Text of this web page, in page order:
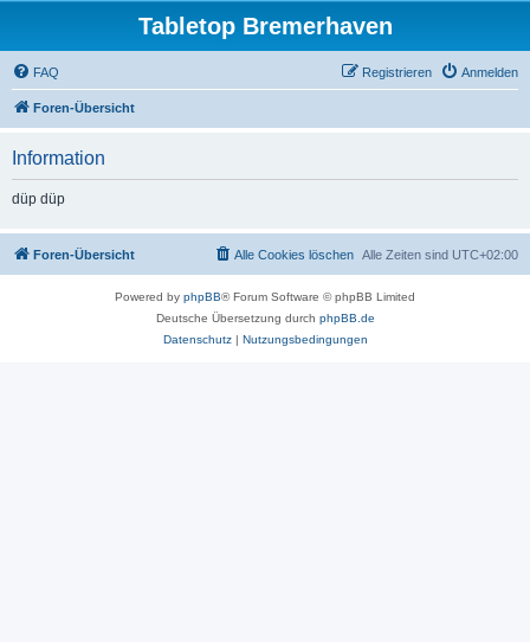
Tabletop Bremerhaven
FAQ Anmelden
Registrieren
Foren-Übersicht
Information
düp düp
Foren-Übersicht Alle Zeiten sind UTC+02:00
Alle Cookies löschen
Powered by phpBB® Forum Software © phpBB Limited
Deutsche Übersetzung durch phpBB.de
Datenschutz| Nutzungsbedingungen